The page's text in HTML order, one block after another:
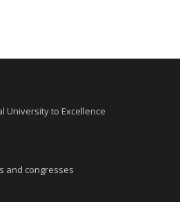
University to Excellence
and congresses